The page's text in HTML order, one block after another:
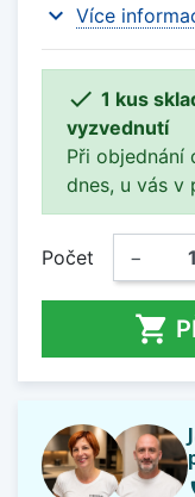
expand_more Více
 1 kus
vyzvednutí
Při objednání
dnes, u vás v
Počet −
